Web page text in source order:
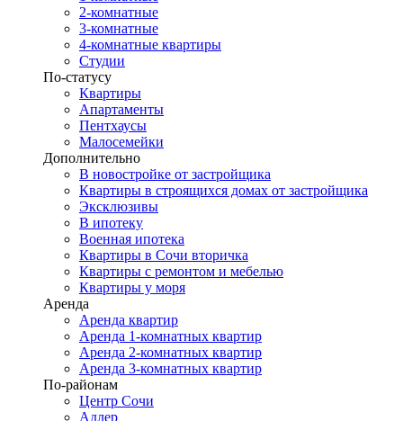
2-комнатные
3-комнатные
4-комнатные квартиры
Студии
По-статусу
Квартиры
Апартаменты
Пентхаусы
Малосемейки
Дополнительно
В новостройке от застройщика
Квартиры в строящихся домах от застройщика
Эксклюзивы
В ипотеку
Военная ипотека
Квартиры в Сочи вторичка
Квартиры с ремонтом и мебелью
Квартиры у моря
Аренда
Аренда квартир
Аренда 1-комнатных квартир
Аренда 2-комнатных квартир
Аренда 3-комнатных квартир
По-районам
Центр Сочи
Адлер